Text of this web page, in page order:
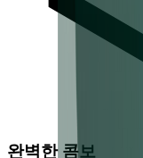
완벽한 콤보